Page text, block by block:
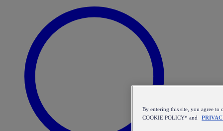
By entering this site, you agree to
COOKIE POLICY* and